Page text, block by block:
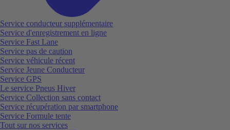
Service conducteur supplémentaire
Service d'enregistrement en ligne
Service Fast Lane
Service pas de caution
Service véhicule récent
Service Jeune Conducteur
Service GPS
Le service Pneus Hiver
Service Collection sans contact
Service récupération par smartphone
Service Formule tente
Tout sur nos services